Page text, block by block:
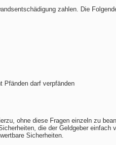
zahlen. Die
Pfänden darf verpfänden
ohne diese Fragen einzeln zu
die der Geldgeber einfach
Sicherheiten.